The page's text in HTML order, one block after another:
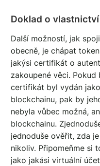
Doklad o
Další možností, jak
obecně, je chápat
jakýsi certifikát o
zakoupené věci.
certifikát byl vydán
blockchainu, pak by
nebyla vůbec možná,
blockchainu.
jednoduše ověřit, zda
nikoliv. Připomeňme si
jako jakási virtuální